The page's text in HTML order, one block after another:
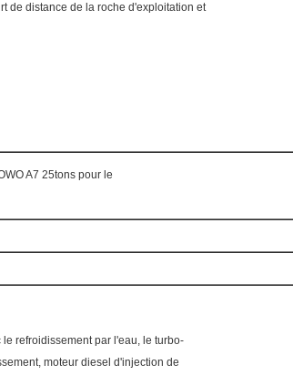
de distance de la roche d'exploitation et
A7 25tons pour le
refroidissement par l'eau, le turbo-
moteur diesel d'injection de